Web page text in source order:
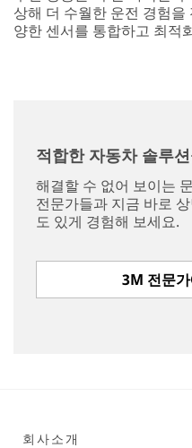
상해 더 수월한 운전 경험
양한 센서를 통합하고 최적
적합한 자동차 솔루
해결할 수 없어 보이는
전문가들과 지금 바로
도 있게 경험해 보세요.
3M 전문
회사소개